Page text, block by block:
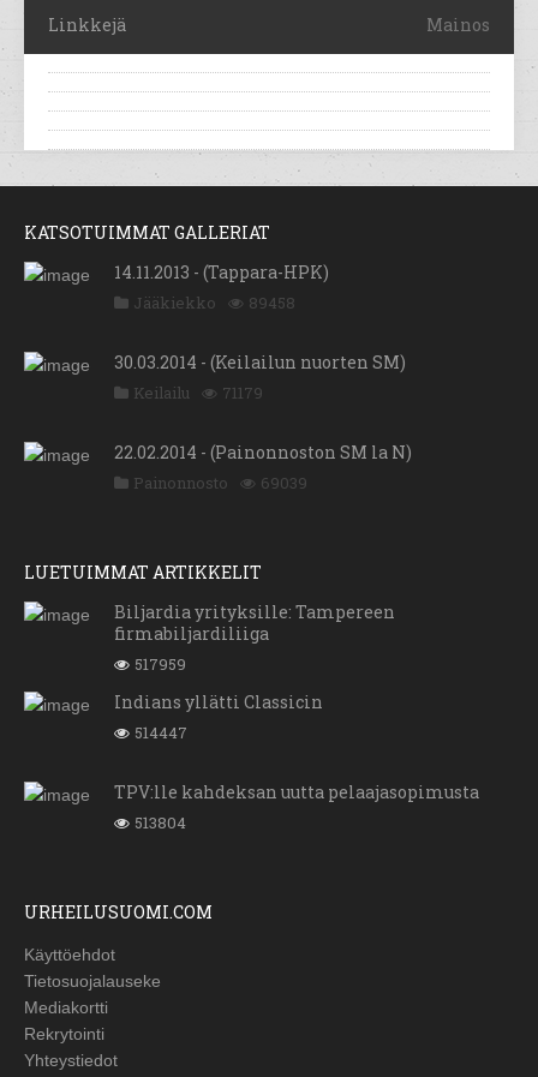
Linkkejä Mainos
KATSOTUIMMAT GALLERIAT
14.11.2013 - (Tappara-HPK)
Jääkiekko 89458
30.03.2014 - (Keilailun nuorten SM)
Keilailu 71179
22.02.2014 - (Painonnoston SM la N)
Painonnosto 69039
LUETUIMMAT ARTIKKELIT
Biljardia yrityksille: Tampereen
firmabiljardiliiga
517959
Indians yllätti Classicin
514447
TPV:lle kahdeksan uutta pelaajasopimusta
513804
URHEILUSUOMI.COM
Käyttöehdot
Tietosuojalauseke
Mediakortti
Rekrytointi
Yhteystiedot